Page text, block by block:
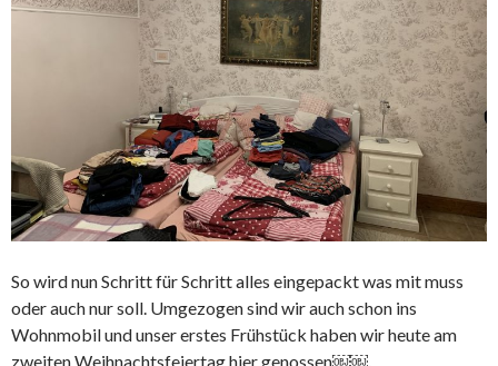
So wird nun Schritt für Schritt alles eingepackt was mit muss
oder auch nur soll. Umgezogen sind wir auch schon ins
Wohnmobil und unser erstes Frühstück haben wir heute am
zweiten Weihnachtsfeiertag hier genossen￼￼.